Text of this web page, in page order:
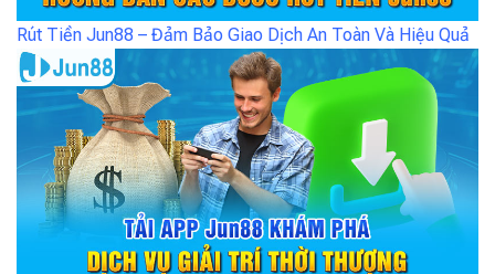
Rút Tiền Jun88 – Đảm Bảo Giao Dịch An Toàn Và Hiệu Quả